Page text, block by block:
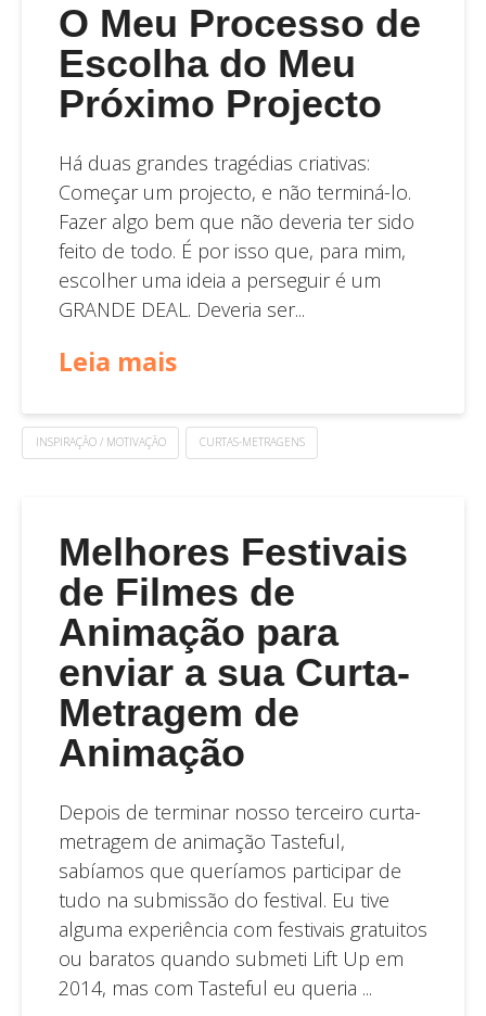
O Meu Processo de
Escolha do Meu
Próximo Projecto
Há duas grandes tragédias criativas:
Começar um projecto, e não terminá-lo.
Fazer algo bem que não deveria ter sido
feito de todo. É por isso que, para mim,
escolher uma ideia a perseguir é um
GRANDE DEAL. Deveria ser...
Leia mais
INSPIRAÇÃO / MOTIVAÇÃO CURTAS-METRAGENS
Melhores Festivais
de Filmes de
Animação para
enviar a sua Curta-
Metragem de
Animação
Depois de terminar nosso terceiro curta-
metragem de animação Tasteful,
sabíamos que queríamos participar de
tudo na submissão do festival. Eu tive
alguma experiência com festivais gratuitos
ou baratos quando submeti Lift Up em
2014, mas com Tasteful eu queria ...